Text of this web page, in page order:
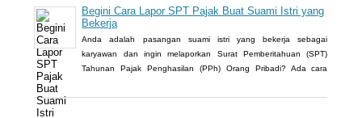
satunya mengenai pengusutan nilai wajar harta.
Begini Cara Lapor SPT Pajak Buat Suami Istri yang
Bekerja
Anda adalah pasangan suami istri yang bekerja sebagai
karyawan dan ingin melaporkan Surat Pemberitahuan (SPT)
Tahunan Pajak Penghasilan (PPh) Orang Pribadi? Ada cara
Liputan6.com di Jakarta, Rabu (30/3/2016), Kepala Kantor